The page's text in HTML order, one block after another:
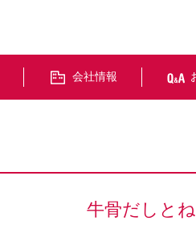
会社情報
牛骨だしと